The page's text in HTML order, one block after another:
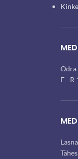
Odra
E - R